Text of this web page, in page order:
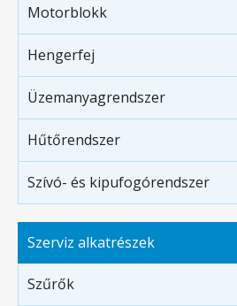
Motorblokk
Hengerfej
Üzemanyagrendszer
Hűtőrendszer
Szívó- és kipufogórendszer
Szerviz alkatrészek
Szűrők